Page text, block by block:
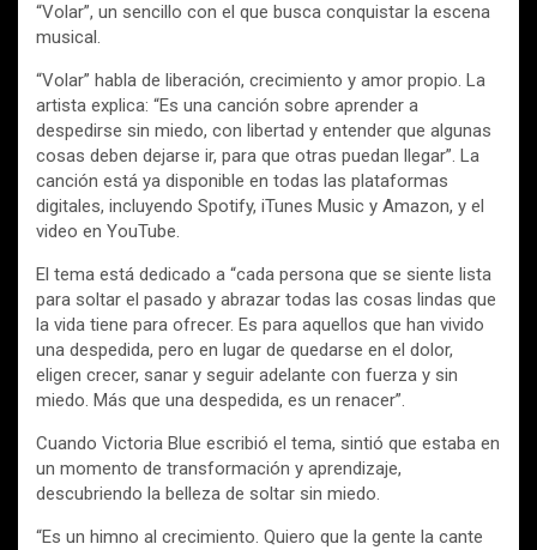
“Volar”, un sencillo con el que busca conquistar la escena
musical.
“Volar” habla de liberación, crecimiento y amor propio. La
artista explica: “Es una canción sobre aprender a
despedirse sin miedo, con libertad y entender que algunas
cosas deben dejarse ir, para que otras puedan llegar”. La
canción está ya disponible en todas las plataformas
digitales, incluyendo Spotify, iTunes Music y Amazon, y el
video en YouTube.
El tema está dedicado a “cada persona que se siente lista
para soltar el pasado y abrazar todas las cosas lindas que
la vida tiene para ofrecer. Es para aquellos que han vivido
una despedida, pero en lugar de quedarse en el dolor,
eligen crecer, sanar y seguir adelante con fuerza y sin
miedo. Más que una despedida, es un renacer”.
Cuando Victoria Blue escribió el tema, sintió que estaba en
un momento de transformación y aprendizaje,
descubriendo la belleza de soltar sin miedo.
“Es un himno al crecimiento. Quiero que la gente la cante